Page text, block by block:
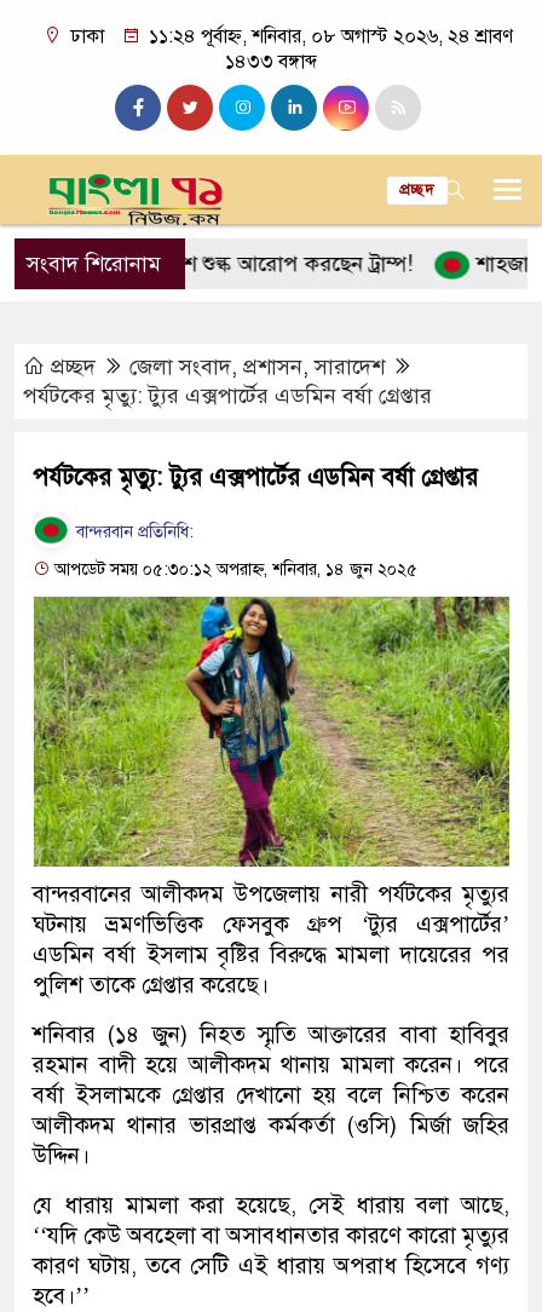
ঢাকা
১১:২৪ পূর্বাহ্ন, শনিবার, ০৮ অগাস্ট ২০২৬, ২৪ শ্রাবণ
১৪৩৩ বঙ্গাব্দ
প্রচ্ছদ
সংবাদ শিরোনাম
১০০ শতাংশ শুল্ক আরোপ করছেন ট্রাম্প! শাহজালাল
প্রচ্ছদ জেলা সংবাদ, প্রশাসন,সারাদেশ
পর্যটকের মৃত্যু: ট্যুর এক্সপার্টের এডমিন বর্ষা গ্রেপ্তার
পর্যটকের মৃত্যু: ট্যুর এক্সপার্টের এডমিন বর্ষা গ্রেপ্তার
বান্দরবান প্রতিনিধি:
আপডেট সময় ০৫:৩০:১২ অপরাহ্ন, শনিবার, ১৪ জুন ২০২৫
বান্দরবানের আলীকদম উপজেলায় নারী পর্যটকের মৃত্যুর
ঘটনায় ভ্রমণভিত্তিক ফেসবুক গ্রুপ ‘ট্যুর এক্সপার্টের’
এডমিন বর্ষা ইসলাম বৃষ্টির বিরুদ্ধে মামলা দায়েরের পর
পুলিশ তাকে গ্রেপ্তার করেছে।
শনিবার (১৪ জুন) নিহত স্মৃতি আক্তারের বাবা হাবিবুর
রহমান বাদী হয়ে আলীকদম থানায় মামলা করেন। পরে
বর্ষা ইসলামকে গ্রেপ্তার দেখানো হয় বলে নিশ্চিত করেন
আলীকদম থানার ভারপ্রাপ্ত কর্মকর্তা (ওসি) মির্জা জহির
উদ্দিন।
যে ধারায় মামলা করা হয়েছে, সেই ধারায় বলা আছে,
‘‘যদি কেউ অবহেলা বা অসাবধানতার কারণে কারো মৃত্যুর
কারণ ঘটায়, তবে সেটি এই ধারায় অপরাধ হিসেবে গণ্য
হবে।’’